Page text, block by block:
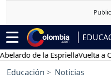
de la EspriellaVuelta a
Educación Noticias